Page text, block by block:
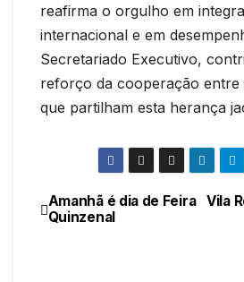
reafirma o orgulho em
internacional e em
Secretariado Executivo,
reforço da cooperação entre
que partilham esta herança
Navegação
Vila
Amanhã é dia de Feira
Quinzenal